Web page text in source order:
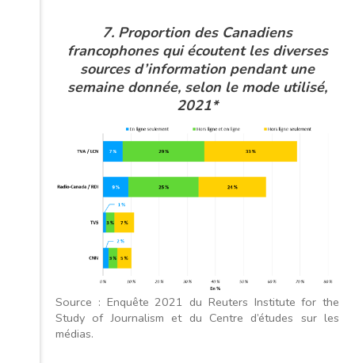
7. Proportion des Canadiens
francophones qui écoutent les diverses
sources d’information pendant une
semaine donnée, selon le mode utilisé,
2021*
Source : Enquête 2021 du Reuters Institute for the
Study of Journalism et du Centre d’études sur les
médias.